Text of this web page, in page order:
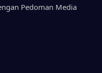
Pedoman Media